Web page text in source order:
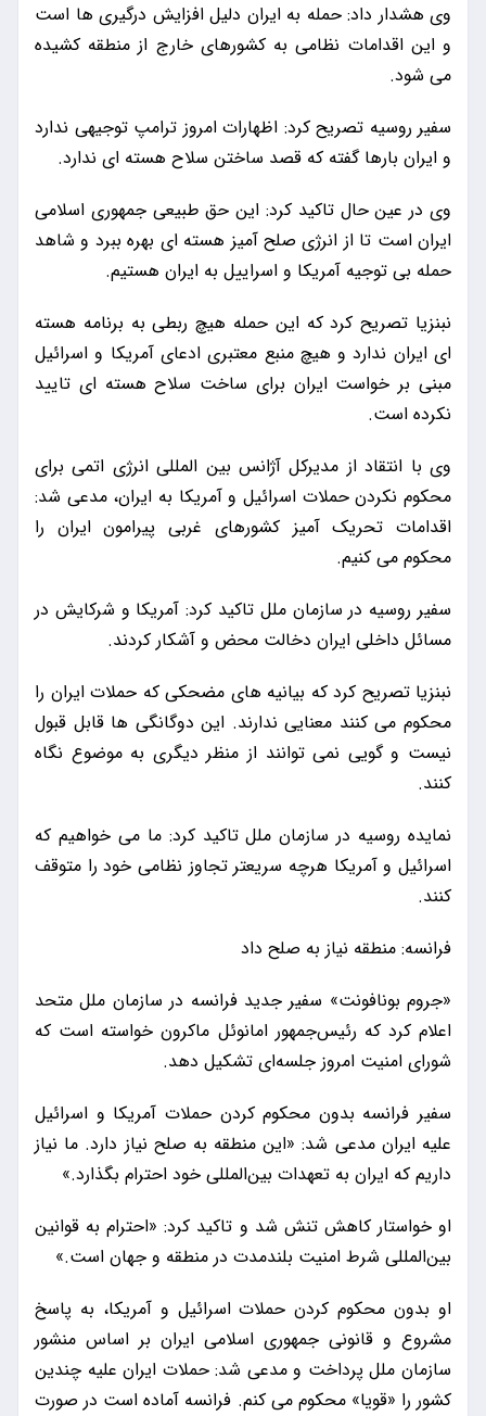
وی هشدار داد: حمله به ایران دلیل افزایش درگیری ها است
و این اقدامات نظامی به کشورهای خارج از منطقه کشیده
می شود.
سفیر روسیه تصریح کرد: اظهارات امروز ترامپ توجیهی ندارد
و ایران بارها گفته که قصد ساختن سلاح هسته ای ندارد.
وی در عین حال تاکید کرد: این حق طبیعی جمهوری اسلامی
ایران است تا از انرژی صلح آمیز هسته ای بهره ببرد و شاهد
حمله بی توجیه آمریکا و اسراییل به ایران هستیم.
نبنزیا تصریح کرد که این حمله هیچ ربطی به برنامه هسته
ای ایران ندارد و هیچ منبع معتبری ادعای آمریکا و اسرائیل
مبنی بر خواست ایران برای ساخت سلاح هسته ای تایید
نکرده است.
وی با انتقاد از مدیرکل آژانس بین المللی انرژی اتمی برای
محکوم نکردن حملات اسرائیل و آمریکا به ایران، مدعی شد:
اقدامات تحریک آمیز کشورهای غربی پیرامون ایران را
محکوم می کنیم.
سفیر روسیه در سازمان ملل تاکید کرد: آمریکا و شرکایش در
مسائل داخلی ایران دخالت محض و آشکار کردند.
نبنزیا تصریح کرد که بیانیه های مضحکی که حملات ایران را
محکوم می کنند معنایی ندارند. این دوگانگی ها قابل قبول
نیست و گویی نمی توانند از منظر دیگری به موضوع نگاه
کنند.
نمایده روسیه در سازمان ملل تاکید کرد: ما می خواهیم که
اسرائیل و آمریکا هرچه سریعتر تجاوز نظامی خود را متوقف
کنند.
فرانسه: منطقه نیاز به صلح داد
«جروم بونافونت» سفیر جدید فرانسه در سازمان ملل متحد
اعلام کرد که رئیس‌جمهور امانوئل ماکرون خواسته است که
شورای امنیت امروز جلسه‌ای تشکیل دهد.
سفیر فرانسه بدون محکوم کردن حملات آمریکا و اسرائیل
علیه ایران مدعی شد: «این منطقه به صلح نیاز دارد. ما نیاز
داریم که ایران به تعهدات بین‌المللی خود احترام بگذارد.»
او خواستار کاهش تنش شد و تاکید کرد: «احترام به قوانین
بین‌المللی شرط امنیت بلندمدت در منطقه و جهان است.»
او بدون محکوم کردن حملات اسرائیل و آمریکا، به پاسخ
مشروع و قانونی جمهوری اسلامی ایران بر اساس منشور
سازمان ملل پرداخت و مدعی شد: حملات ایران علیه چندین
کشور را «قویا» محکوم می کنم. فرانسه آماده است در صورت